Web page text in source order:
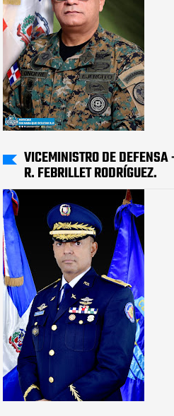
VICEMINISTRO DE
R. FEBRILLET RODRÍGUEZ.